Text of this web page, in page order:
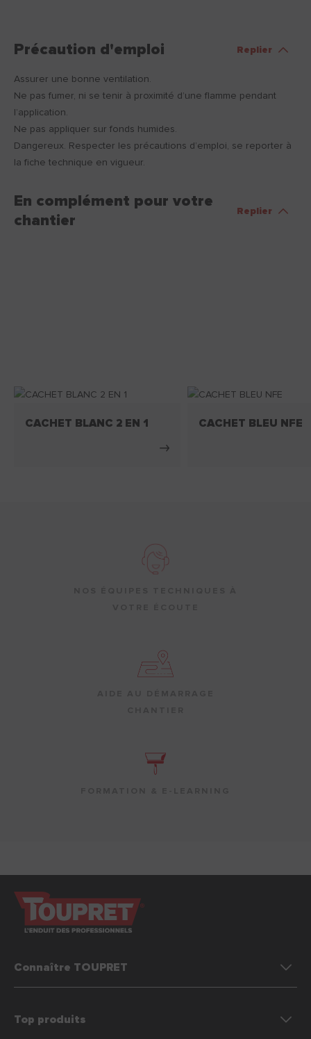
Précaution d'emploi Replier
Assurer une bonne ventilation.
Ne pas fumer, ni se tenir à proximité d’une flamme pendant
l’application.
Ne pas appliquer sur fonds humides.
Dangereux. Respecter les précautions d’emploi, se reporter à
la fiche technique en vigueur.
En complément pour votre
chantier
Replier
CACHET BLANC 2 EN 1 CACHET BLEU NFE
Connaître TOUPRET
Top produits